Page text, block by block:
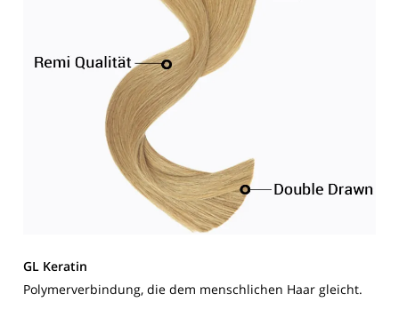
GL Keratin
Polymerverbindung, die dem menschlichen Haar gleicht.